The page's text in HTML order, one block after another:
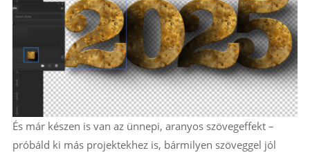
És már készen is van az ünnepi, aranyos szövegeffekt –
próbáld ki más projektekhez is, bármilyen szöveggel jól